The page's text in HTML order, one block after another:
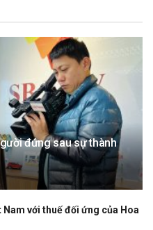
đứng sau sự thành
Nam với thuế đối ứng của Hoa